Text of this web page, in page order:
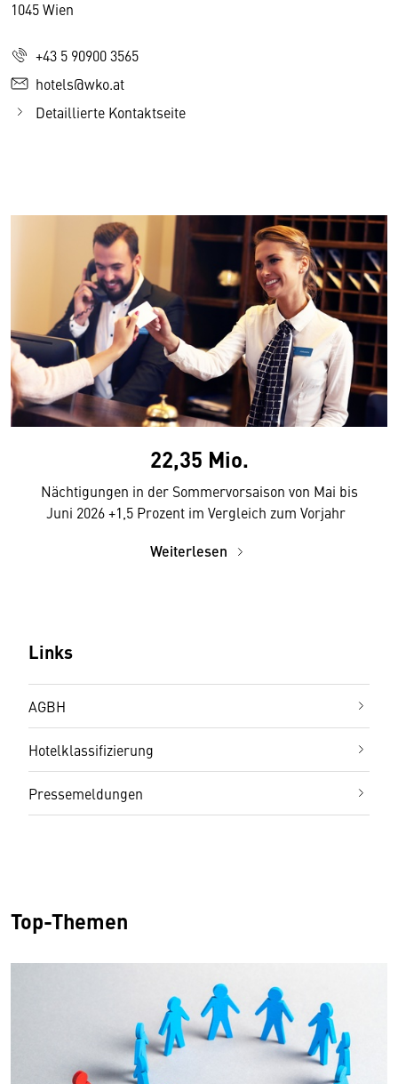
1045 Wien
+43 5 90900 3565
hotels@wko.at
Detaillierte Kontaktseite
22,35 Mio.
Nächtigungen in der Sommervorsaison von Mai bis
Juni 2026 +1,5 Prozent im Vergleich zum Vorjahr
Weiterlesen
Links
AGBH
Hotelklassifizierung
Pressemeldungen
Top-Themen